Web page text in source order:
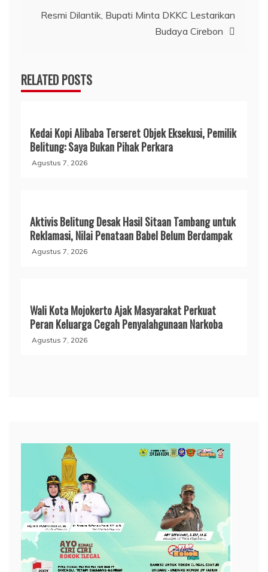
Resmi Dilantik, Bupati Minta DKKC Lestarikan
Budaya Cirebon
RELATED POSTS
Kedai Kopi Alibaba Terseret Objek Eksekusi, Pemilik
Belitung: Saya Bukan Pihak Perkara
Agustus 7, 2026
Aktivis Belitung Desak Hasil Sitaan Tambang untuk
Reklamasi, Nilai Penataan Babel Belum Berdampak
Agustus 7, 2026
Wali Kota Mojokerto Ajak Masyarakat Perkuat
Peran Keluarga Cegah Penyalahgunaan Narkoba
Agustus 7, 2026